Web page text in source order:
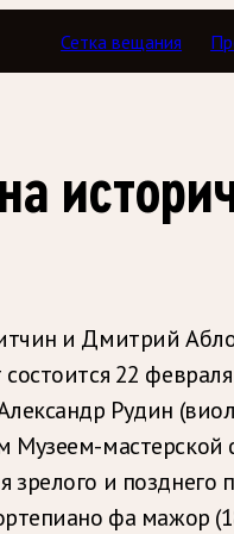
Сетка вещания
Новости
и Дмитрий
22
Рудин
Музеем-
зрелого и
фа мажор